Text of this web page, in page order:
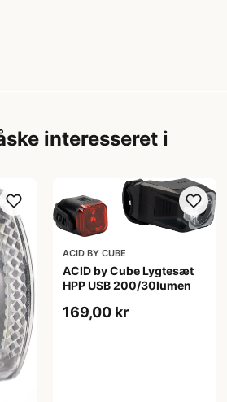
interesseret i
ACID BY CUBE
ACID by Cube Lygtesæt
HPP USB 200/30lumen
169,00 kr